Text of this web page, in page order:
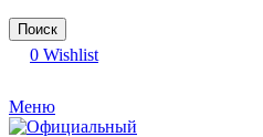
Поиск
0 Wishlist
Меню